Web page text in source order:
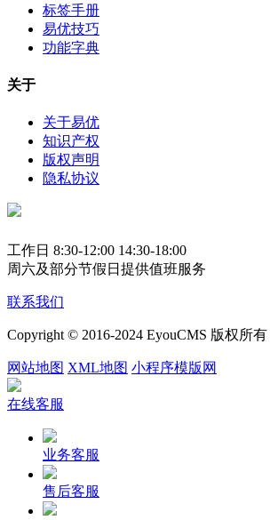
标签手册
易优技巧
功能字典
关于
关于易优
知识产权
版权声明
隐私协议
工作日 8:30-12:00 14:30-18:00
周六及部分节假日提供值班服务
联系我们
Copyright © 2016-2024 EyouCMS 版权所有
网站地图 XML地图 小程序模版网
在线客服
业务客服
售后客服